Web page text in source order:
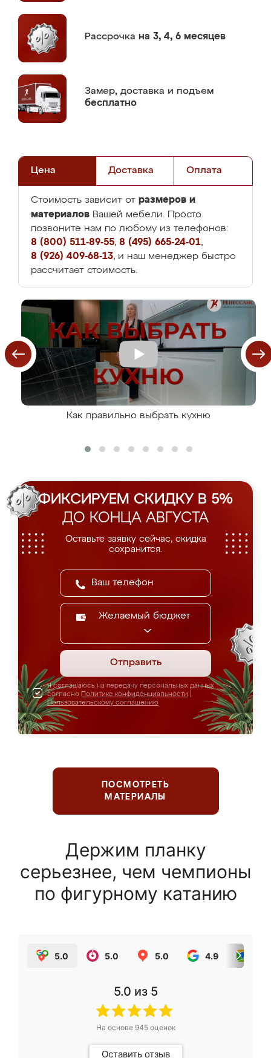
Рассрочка на 3, 4, 6 месяцев
Замер, доставка и подъем
бесплатно
Цена Доставка Оплата
Стоимость зависит от размеров и
материалов Вашей мебели. Просто
позвоните нам по любому из телефонов:
8 (800) 511-89-55, 8 (495) 665-24-01,
8 (926) 409-68-13, и наш менеджер быстро
рассчитает стоимость.
Как правильно выбрать кухню
ФИКСИРУЕМ СКИДКУ В 5%
ДО КОНЦА АВГУСТА
Оставьте заявку сейчас, скидка
сохранится.
Желаемый бюджет
Отправить
Я соглашаюсь на передачу персональных данных
согласно Политике конфиденциальности
Пользовательскому соглашению
ПОСМОТРЕТЬ
МАТЕРИАЛЫ
Держим планку
серьезнее, чем чемпионы
по фигурному катанию
5.0 5.0 5.0 4.9
5.0 из 5
На основе 945оценок
Оставить отзыв